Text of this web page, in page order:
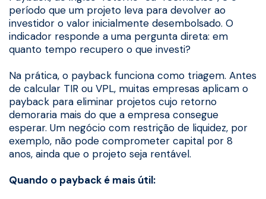
período que um projeto leva para devolver ao
investidor o valor inicialmente desembolsado. O
indicador responde a uma pergunta direta: em
quanto tempo recupero o que investi?
Na prática, o payback funciona como triagem. Antes
de calcular TIR ou VPL, muitas empresas aplicam o
payback para eliminar projetos cujo retorno
demoraria mais do que a empresa consegue
esperar. Um negócio com restrição de liquidez, por
exemplo, não pode comprometer capital por 8
anos, ainda que o projeto seja rentável.
Quando o payback é mais útil: